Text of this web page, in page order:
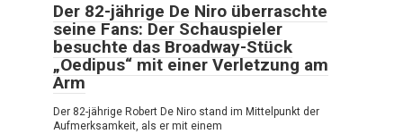
Der 82-jährige De Niro überraschte
seine Fans: Der Schauspieler
besuchte das Broadway-Stück
„Oedipus“ mit einer Verletzung am
Arm
Der 82-jährige Robert De Niro stand im Mittelpunkt der
Aufmerksamkeit, als er mit einem